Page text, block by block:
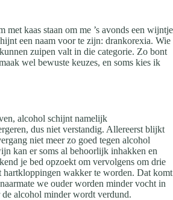
met kaas staan om me ’s avonds een wijntje
een naam voor te zijn: drankorexia. Wie
zuipen valt in die categorie. Zo bont
wel bewuste keuzes, en soms kies ik
alcohol schijnt namelijk
dus niet verstandig. Allereerst blijkt
niet meer zo goed tegen alcohol
kan er soms al behoorlijk inhakken en
je bed opzoekt om vervolgens om drie
hartkloppingen wakker te worden. Dat komt
we ouder worden minder vocht in
alcohol minder wordt verdund.